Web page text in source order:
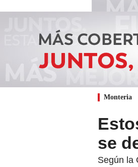
Monteria
se
Según la